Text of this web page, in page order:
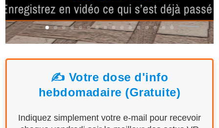
✍️ Votre dose d'info
hebdomadaire (Gratuite)
Indiquez simplement votre e-mail pour recevoir